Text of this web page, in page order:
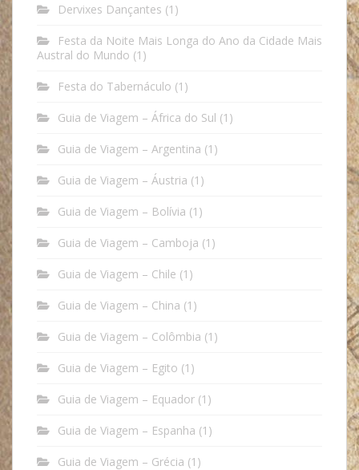
Dervixes Dançantes (1)
Festa da Noite Mais Longa do Ano da Cidade Mais
Austral do Mundo (1)
Festa do Tabernáculo (1)
Guia de Viagem – África do Sul (1)
Guia de Viagem – Argentina (1)
Guia de Viagem – Áustria (1)
Guia de Viagem – Bolívia (1)
Guia de Viagem – Camboja (1)
Guia de Viagem – Chile (1)
Guia de Viagem – China (1)
Guia de Viagem – Colômbia (1)
Guia de Viagem – Egito (1)
Guia de Viagem – Equador (1)
Guia de Viagem – Espanha (1)
Guia de Viagem – Grécia (1)